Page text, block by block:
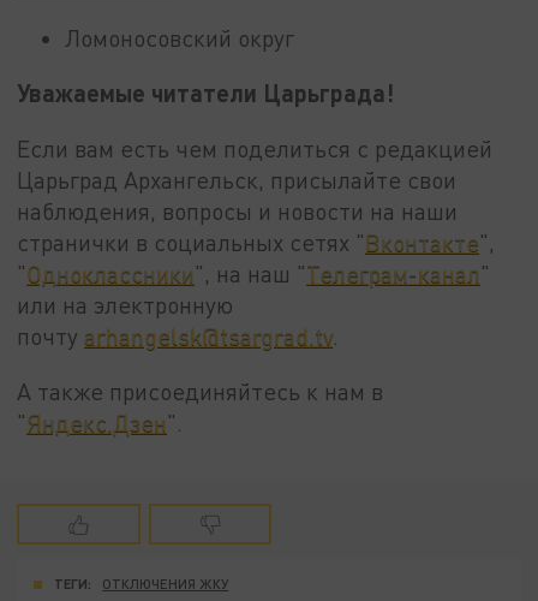
Ломоносовский округ
Уважаемые читатели Царьграда!
Если вам есть чем поделиться с редакцией
Царьград Архангельск, присылайте свои
наблюдения, вопросы и новости на наши
странички в социальных сетях "Вконтакте",
"Одноклассники", на наш "Телеграм-канал"
или на электронную
почту arhangelsk@tsargrad.tv
А также присоединяйтесь к нам в
"Яндекс.Дзен".
ТЕГИ: ОТКЛЮЧЕНИЯ ЖКУ